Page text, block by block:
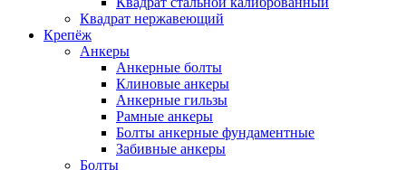
Квадрат нержавеющий
Крепёж
Анкеры
Анкерные болты
Клиновые анкеры
Анкерные гильзы
Рамные анкеры
Болты анкерные фундаментные
Забивные анкеры
Болты